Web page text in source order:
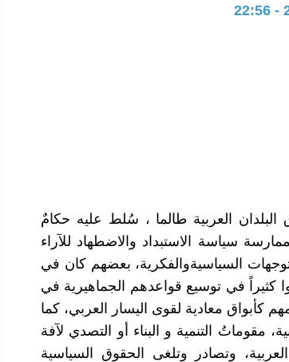
العربية طالما ، سُلط عليه حكامٌ
سياسة الاستبداد والاضطهاد للآراء
السياسيةوالفكرية، بعضهم كان في
في توسيع قواعدهم الجماهيرية في
كأبواق معادية لقوى اليسار العربي، كما
مقوماتُ التنمية و البناء أو التصدي لآفة
وتصادر وتلغى الحقوق السياسية